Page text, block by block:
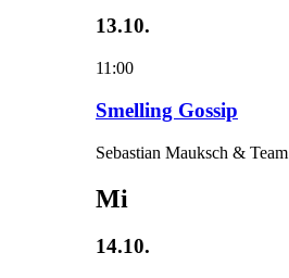
13.10.
11:00
Smelling Gossip
Sebastian Mauksch & Team
Mi
14.10.